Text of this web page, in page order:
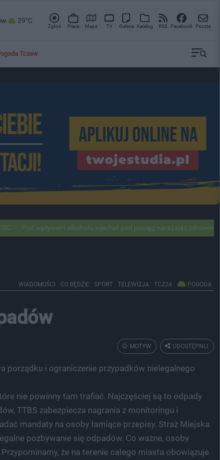
29°C
Zgłoś Praca Mapa TV Galeria Katalog RSS Facebook Poczta
Tczew
alkoholu wjechał pod pociąg narażając zdrowie i życie ok
WIADOMOŚCI CO BĘDZIE SPORT TELEWIZJA TCZ24 POGODA
UDOSTĘPNIJ
MOTYW
porządku i ograniczenie przypadków nielegalnego
nie powinny tam trafiać. Najczęściej są to odpady
TTBS zabezpiecza nagrania z monitoringu i
mandaty na osoby łamiące przepisy. Straż Miejska
pozbywanie się odpadów. Co ważne, osoby
że na terenie całego miasta obowiązuje